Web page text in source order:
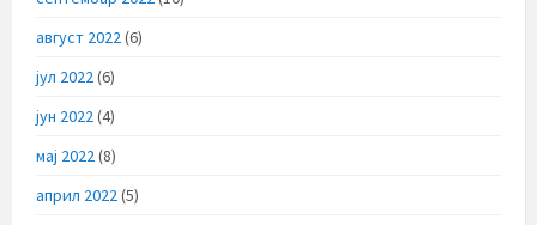
август 2022(6)
јул 2022(6)
јун 2022(4)
мај 2022(8)
април 2022(5)